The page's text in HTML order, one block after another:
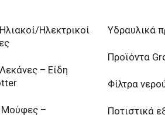
Ηλεκτρικοί
– Είδη
Μούφες –
Υδραυλικά
Προϊόντα
Φίλτρα
Ποτιστικά